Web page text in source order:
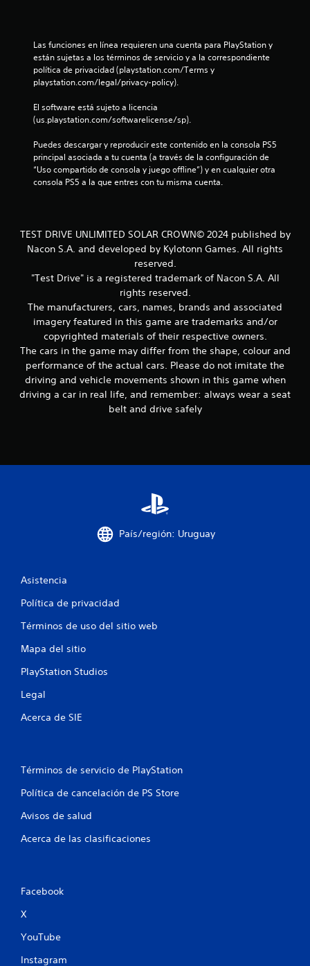
n
t
a
l
2
9
8
1
c
a
Las funciones en línea requieren una cuenta para PlayStation y
están sujetas a los términos de servicio y a la correspondiente
política de privacidad (playstation.com/Terms y
playstation.com/legal/privacy-policy).
El software está sujeto a licencia
(us.playstation.com/softwarelicense/sp).
Puedes descargar y reproducir este contenido en la consola PS5
principal asociada a tu cuenta (a través de la configuración de
“Uso compartido de consola y juego offline”) y en cualquier otra
consola PS5 a la que entres con tu misma cuenta.
TEST DRIVE UNLIMITED SOLAR CROWN© 2024 published by
Nacon S.A. and developed by Kylotonn Games. All rights
reserved.
"Test Drive" is a registered trademark of Nacon S.A. All
rights reserved.
The manufacturers, cars, names, brands and associated
imagery featured in this game are trademarks and/or
copyrighted materials of their respective owners.
The cars in the game may differ from the shape, colour and
performance of the actual cars. Please do not imitate the
driving and vehicle movements shown in this game when
driving a car in real life, and remember: always wear a seat
belt and drive safely
País/región: Uruguay
Asistencia
Política de privacidad
Términos de uso del sitio web
Mapa del sitio
PlayStation Studios
Legal
Acerca de SIE
Términos de servicio de PlayStation
Política de cancelación de PS Store
Avisos de salud
Acerca de las clasificaciones
Facebook
X
YouTube
Instagram